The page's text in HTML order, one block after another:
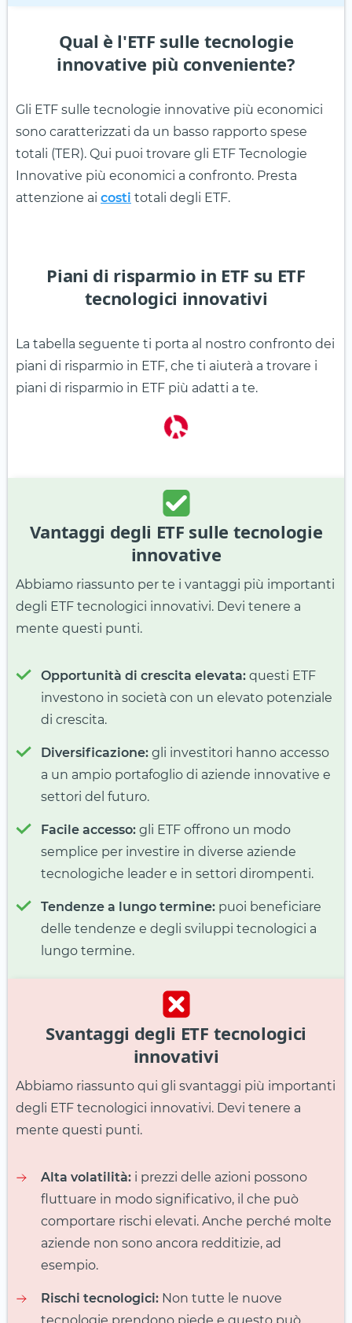
Qual è l'ETF sulle tecnologie
innovative più conveniente?
Gli ETF sulle tecnologie innovative più economici
sono caratterizzati da un basso rapporto spese
totali (TER). Qui puoi trovare gli ETF Tecnologie
Innovative più economici a confronto. Presta
attenzione ai costi totali degli ETF.
Piani di risparmio in ETF su ETF
tecnologici innovativi
La tabella seguente ti porta al nostro confronto dei
piani di risparmio in ETF, che ti aiuterà a trovare i
piani di risparmio in ETF più adatti a te.
Vantaggi degli ETF sulle tecnologie
innovative
Abbiamo riassunto per te i vantaggi più importanti
degli ETF tecnologici innovativi. Devi tenere a
mente questi punti.
Opportunità di crescita elevata: questi ETF
investono in società con un elevato potenziale
di crescita.
Diversificazione: gli investitori hanno accesso
a un ampio portafoglio di aziende innovative e
settori del futuro.
Facile accesso: gli ETF offrono un modo
semplice per investire in diverse aziende
tecnologiche leader e in settori dirompenti.
Tendenze a lungo termine: puoi beneficiare
delle tendenze e degli sviluppi tecnologici a
lungo termine.
Svantaggi degli ETF tecnologici
innovativi
Abbiamo riassunto qui gli svantaggi più importanti
degli ETF tecnologici innovativi. Devi tenere a
mente questi punti.
Alta volatilità: i prezzi delle azioni possono
fluttuare in modo significativo, il che può
comportare rischi elevati. Anche perché molte
aziende non sono ancora redditizie, ad
esempio.
Rischi tecnologici: Non tutte le nuove